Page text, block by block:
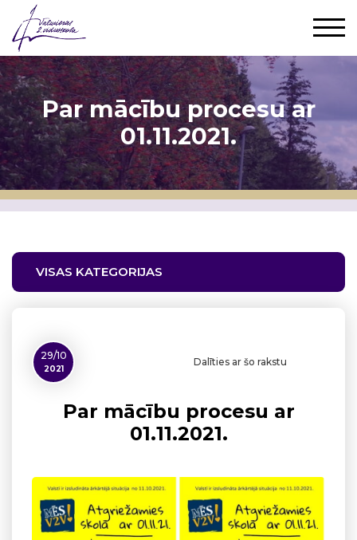
Par mācību procesu ar
01.11.2021.
VISAS KATEGORIJAS
29/10
2021
Dalīties ar šo rakstu
Par mācību procesu ar
01.11.2021.